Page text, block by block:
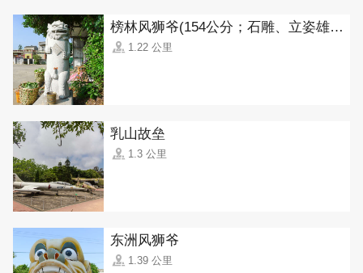
榜林风狮爷(154公分；石雕、立姿雄狮)
1.22 公里
乳山故垒
1.3 公里
东洲风狮爷
1.39 公里